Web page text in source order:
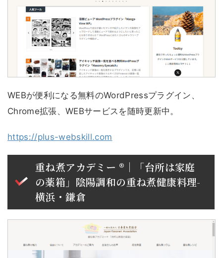
WEBが便利になる無料のWordPressプラグイン、
Chrome拡張、WEBサービスを随時更新中。
https://plus-webskill.com
重ね煮アカデミー ®｜「台所は家庭
の薬箱」陰陽調和の重ね煮健康料理-
横浜・鎌倉